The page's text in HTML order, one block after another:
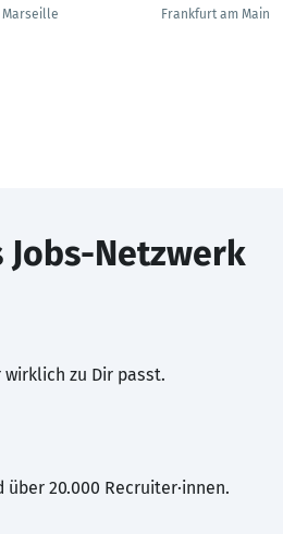
Marseille
Frankfurt am Main
Jobs-Netzwerk
wirklich zu Dir passt.
20.000 Recruiter·innen.